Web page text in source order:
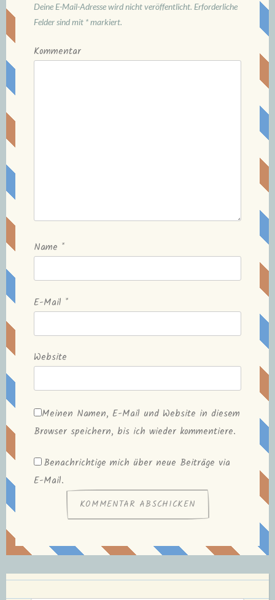
Deine E-Mail-Adresse wird nicht veröffentlicht. Erforderliche
Felder sind mit *markiert.
Kommentar
Name *
E-Mail *
Website
Meinen Namen, E-Mail und Website in diesem
Browser speichern, bis ich wieder kommentiere.
Benachrichtige mich über neue Beiträge via
E-Mail.